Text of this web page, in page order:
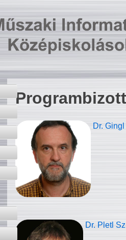
Dr.
Dr. Pletl